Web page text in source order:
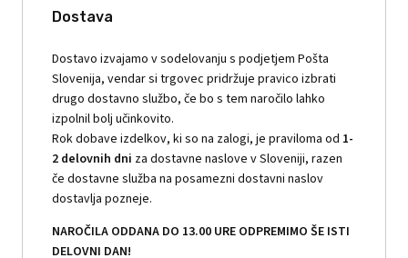
Dostava
Dostavo izvajamo v sodelovanju s podjetjem Pošta
Slovenija, vendar si trgovec pridržuje pravico izbrati
drugo dostavno službo, če bo s tem naročilo lahko
izpolnil bolj učinkovito.
Rok dobave izdelkov, ki so na zalogi, je praviloma od 1-
2 delovnih dni za dostavne naslove v Sloveniji, razen
če dostavne služba na posamezni dostavni naslov
dostavlja pozneje.
NAROČILA ODDANA DO 13.00 URE ODPREMIMO ŠE ISTI
DELOVNI DAN!